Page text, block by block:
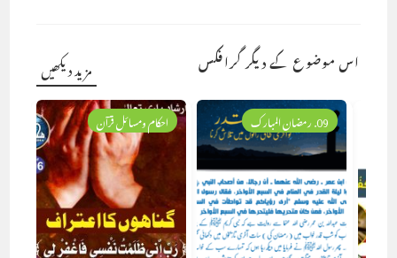
اس موضوع کے دیگر گرافکس مزید دیکھیں
09. رمضان المبارک احکام ومسائل قرآن